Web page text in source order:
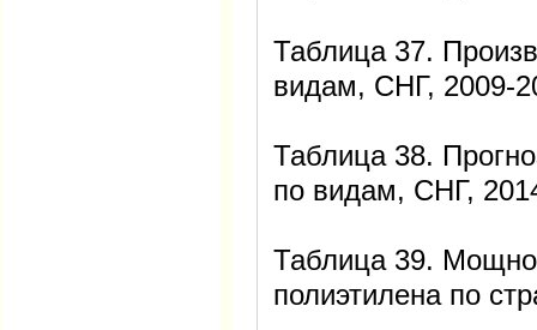
Таблица 37.
видам, СНГ, 2009-
Таблица 38.
по видам, СНГ,
Таблица 39.
полиэтилена по